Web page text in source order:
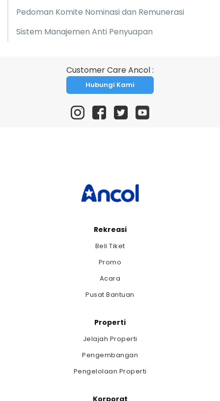
Pedoman Komite Nominasi dan Remunerasi
Sistem Manajemen Anti Penyuapan
Customer Care Ancol :
Hubungi Kami
Rekreasi
Beli Tiket
Promo
Acara
Pusat Bantuan
Properti
Jelajah Properti
Pengembangan
Pengelolaan Properti
Korporat